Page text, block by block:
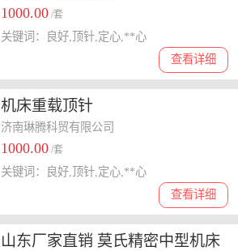
1000.00 /套
查看详细
关键词：良好,顶针,定心,**心
机床重载顶针
济南琳腾科贸有限公司
1000.00 /套
查看详细
关键词：良好,顶针,定心,**心
山东厂家直销 莫氏精密中型机床